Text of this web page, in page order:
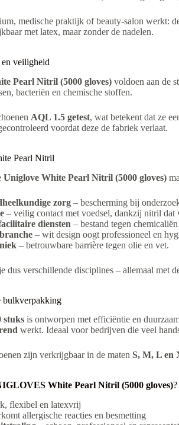
medische praktijk of beauty-salon werkt:
met latex, maar zonder de nadelen.
veiligheid
Pearl Nitril (5000 gloves) voldoen aan de
bacteriën en chemische stoffen.
AQL 1.5 getest, wat betekent dat ze
voordat deze de fabriek verlaat.
Pearl Nitril
Uniglove White Pearl Nitril (5000 gloves)
zorg – bescherming bij
– veilig contact met voedsel, dankzij nitril dat
diensten – bestand tegen
– wit design oogt professioneel en
– betrouwbare barrière tegen olie en vet.
dus verschillende disciplines – allemaal met
bulkverpakking
stuks is ontworpen met efficiëntie en
werkt. Ideaal voor bedrijven die veel
zijn verkrijgbaar in de maten S, M, L en
White Pearl Nitril (5000 gloves)?
flexibel en latexvrij
allergische reacties en besmetting